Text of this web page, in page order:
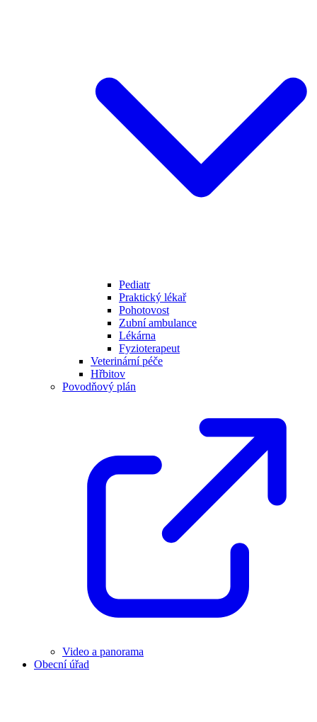
Pediatr
Praktický lékař
Pohotovost
Zubní ambulance
Lékárna
Fyzioterapeut
Veterinární péče
Hřbitov
Povodňový plán
Video a panorama
Obecní úřad